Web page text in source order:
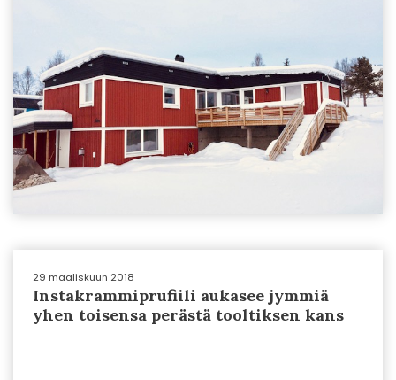
29 maaliskuun 2018
Instakrammiprufiili aukasee jymmiä
yhen toisensa perästä tooltiksen kans